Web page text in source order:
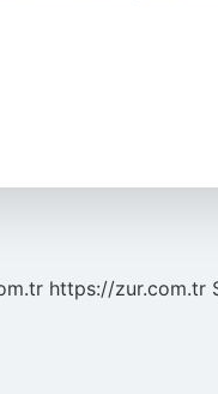
https://zur.com.tr